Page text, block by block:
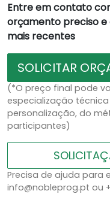
Entre em contato
orçamento preciso
mais recentes
SOLICITAR
(*O preço final pode
especialização
personalização, do
participantes)
Precisa de ajuda para
info@nobleprog.pt ou